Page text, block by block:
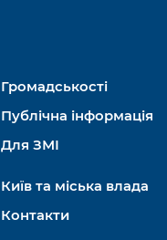
Громадськості
Публічна інформація
Для ЗМІ
Київ та міська влада
Контакти